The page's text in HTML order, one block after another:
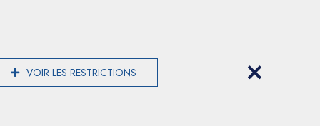
VOIR LES RESTRICTIONS